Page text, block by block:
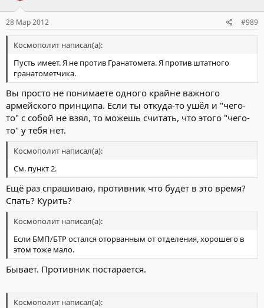
уперев опорную плиту подобным образом, гарантировано
приводила к перелому.
28 Мар 2012 #989
Космополит написал(а):
Пусть имеет. Я не против Гранатомета. Я против штатного
гранатометчика.
Вы просто не понимаете одного крайне важного
армейского принципа. Если ты откуда-то ушёл и "чего-
то" с собой не взял, то можешь считать, что этого "чего-
то" у тебя нет.
Космополит написал(а):
См. пункт 2.
Ещё раз спрашиваю, противник что будет в это время?
Спать? Курить?
Космополит написал(а):
Если БМП/БТР остался оторванным от отделения, хорошего в
этом тоже мало.
Бывает. Противник постарается.
Космополит написал(а):